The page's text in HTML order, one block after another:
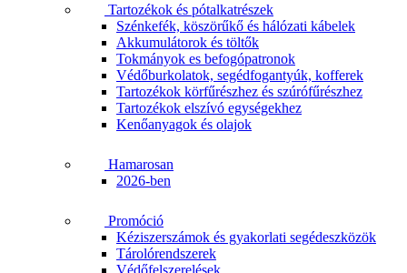
Tartozékok és pótalkatrészek
Szénkefék, köszörűkő és hálózati kábelek
Akkumulátorok és töltők
Tokmányok es befogópatronok
Védőburkolatok, segédfogantyúk, kofferek
Tartozékok körfűrészhez és szúrófűrészhez
Tartozékok elszívó egységekhez
Kenőanyagok és olajok
Hamarosan
2026-ben
Promóció
Kéziszerszámok és gyakorlati segédeszközök
Tárolórendszerek
Védőfelszerelések